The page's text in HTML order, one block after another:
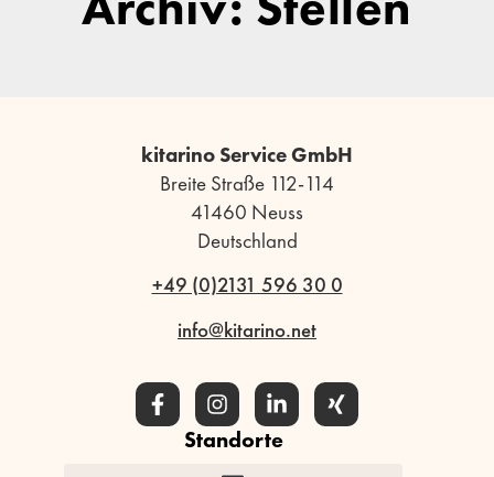
kitarino Service GmbH
Breite Straße 112-114
41460 Neuss
Deutschland
+49 (0)2131 596 30 0
info@kitarino.net
Standorte